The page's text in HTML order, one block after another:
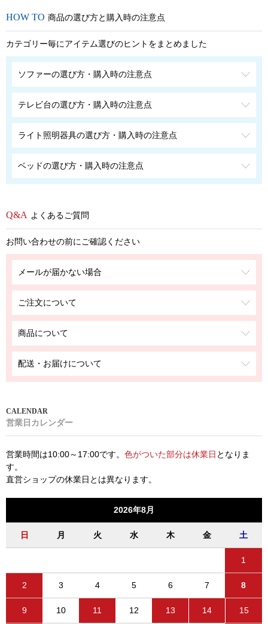
商品の選び方と購入時の注意点
カテゴリー毎にアイテム選びのヒントをまとめました
ソファーの選び方・購入時の注意点
テレビ台の選び方・購入時の注意点
ライト照明器具の選び方・購入時の注意点
ベッドの選び方・購入時の注意点
よくあるご質問
お問い合わせの前にご確認ください
メールが届かない場合
ご注文について
商品について
配送・お届けについて
営業日カレンダー
営業時間は10:00～17:00です。 色がついた部分は休業日 となりま
す。
直営ショップの休業日とは異なります。
2026年8月
日 月 火 水 木 金 土
1
2 3 4 5 6 7 8
9 10 11 12 13 14 15